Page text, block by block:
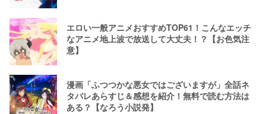
エロい一般アニメおすすめTOP61！こんなエッチ
なアニメ地上波で放送して大丈夫！？【お色気注
意】
漫画「ふつつかな悪女ではございますが」全話ネ
タバレあらすじ＆感想を紹介！無料で読む方法は
ある？【なろう小説発】